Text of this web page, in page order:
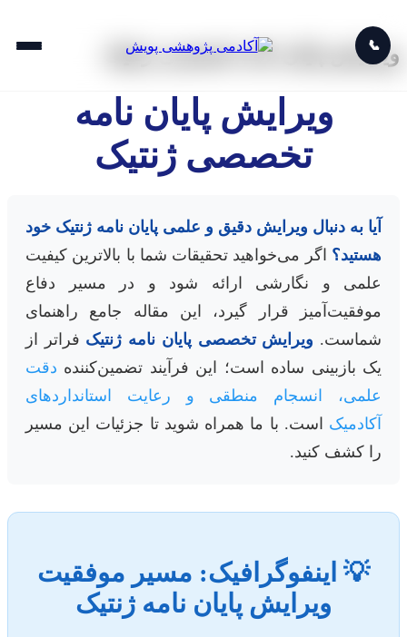
📞
ویرایش پایان نامه تخصصی ژنتیک
ویرایش پایان نامه
تخصصی ژنتیک
آیا به دنبال ویرایش دقیق و علمی پایان نامه ژنتیک خود
هستید؟ اگر می‌خواهید تحقیقات شما با بالاترین کیفیت
علمی و نگارشی ارائه شود و در مسیر دفاع
موفقیت‌آمیز قرار گیرد، این مقاله جامع راهنمای
شماست. ویرایش تخصصی پایان نامه ژنتیک فراتر از
یک بازبینی ساده است؛ این فرآیند تضمین‌کننده دقت
علمی، انسجام منطقی و رعایت استانداردهای
آکادمیک است. با ما همراه شوید تا جزئیات این مسیر
را کشف کنید.
💡 اینفوگرافیک: مسیر موفقیت
ویرایش پایان نامه ژنتیک